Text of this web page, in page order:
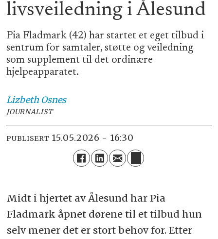
livsveiledning i Ålesund
Pia Fladmark (42) har startet et eget tilbud i
sentrum for samtaler, støtte og veiledning
som supplement til det ordinære
hjelpeapparatet.
Lizbeth Osnes
JOURNALIST
PUBLISERT 15.05.2026 - 16:30
Midt i hjertet av Ålesund har Pia
Fladmark åpnet dørene til et tilbud hun
selv mener det er stort behov for. Etter